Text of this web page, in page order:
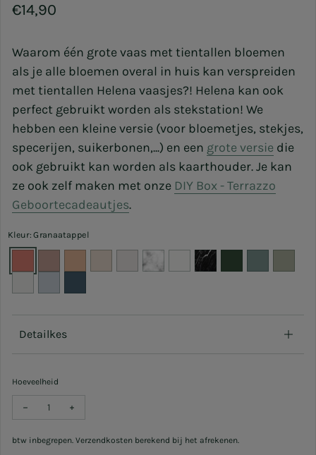
Normale prijs
€14,90
Waarom één grote vaas met tientallen bloemen
als je alle bloemen overal in huis kan verspreiden
met tientallen Helena vaasjes?! Helena kan ook
perfect gebruikt worden als stekstation! We
hebben een kleine versie (voor bloemetjes, stekjes,
specerijen, suikerbonen,...) en een grote versie die
ook gebruikt kan worden als kaarthouder. Je kan
ze ook zelf maken met onze DIY Box - Terrazzo
Geboortecadeautjes.
Kleur: Granaatappel
Detailkes
Hoeveelheid
btw inbegrepen. Verzendkosten berekend bij het afrekenen.